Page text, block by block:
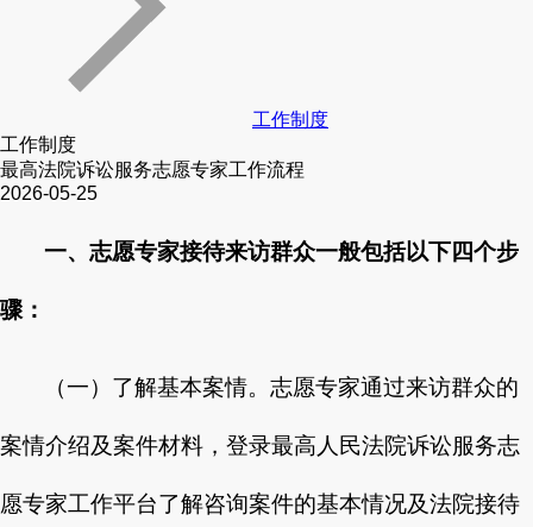
工作制度
工作制度
最高法院诉讼服务志愿专家工作流程
2026-05-25
一、志愿专家接待来访群众一般包括以下四个步
骤：
（一）了解基本案情。志愿专家通过来访群众的
案情介绍及案件材料，登录最高人民法院诉讼服务志
愿专家工作平台了解咨询案件的基本情况及法院接待